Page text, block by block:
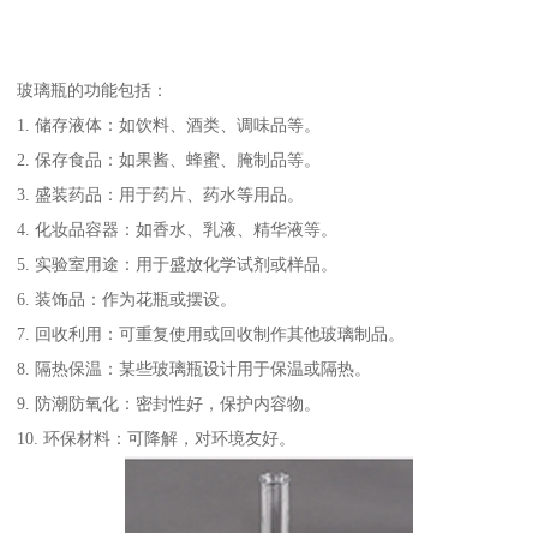
玻璃瓶的功能包括：
1. 储存液体：如饮料、酒类、调味品等。
2. 保存食品：如果酱、蜂蜜、腌制品等。
3. 盛装药品：用于药片、药水等用品。
4. 化妆品容器：如香水、乳液、精华液等。
5. 实验室用途：用于盛放化学试剂或样品。
6. 装饰品：作为花瓶或摆设。
7. 回收利用：可重复使用或回收制作其他玻璃制品。
8. 隔热保温：某些玻璃瓶设计用于保温或隔热。
9. 防潮防氧化：密封性好，保护内容物。
10. 环保材料：可降解，对环境友好。